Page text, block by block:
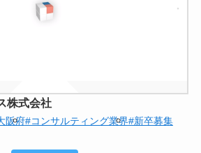
株式会社
阪府#コンサルティング業界#新卒募集